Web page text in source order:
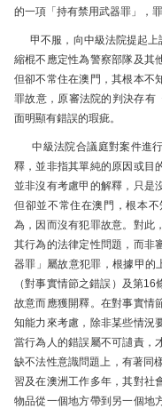
的一項「持有禁用武器罪」，
甲不服，向中級法院提起上
縮棍不應定性為警察部隊及其
但卻不常住在澳門，其根本不
罪故意，原審法院的判決存有
面明顯有錯誤的瑕疵。
中級法院合議庭對案件進行
釋，並非指其單純的原因或目
並非沒有考慮甲的解釋，只是
但卻並不常住在澳門，根本
為，因而沒有犯罪故意。對此
其行為的法律定性問題，而非
器罪」屬故意犯罪，根據甲的
（對事實情節之錯誤）及第
故意而應獲開釋。在對事實情
知能力來考慮，除非某些情況
當行為人的錯誤屬不可讉責，
缺不法性意識問題上，有著同
習及在澳洲工作多年，其對社
物品從一個地方帶到另一個地